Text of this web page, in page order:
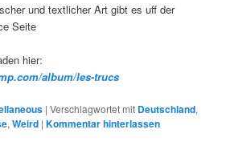
und textlicher Art gibt es uff der
Seite
hier:
album/les-trucs
|Verschlagwortet mit Deutschland,
,Weird |Kommentar hinterlassen